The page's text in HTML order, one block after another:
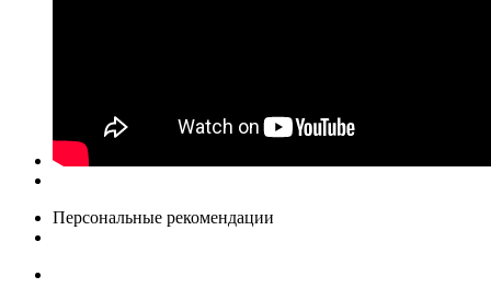
Персональные рекомендации